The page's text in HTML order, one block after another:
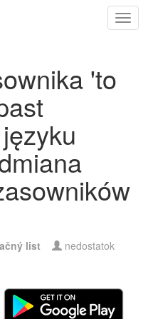
'to
list nedostatok